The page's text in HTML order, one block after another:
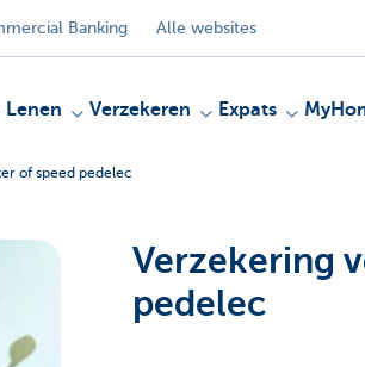
Banking Alle websites
Lenen Verzekeren Expats
of speed pedelec
Verzekering
pedelec